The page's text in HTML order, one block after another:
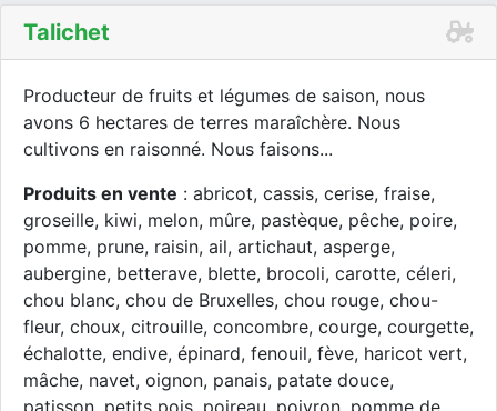
Talichet
Producteur de fruits et légumes de saison, nous
avons 6 hectares de terres maraîchère. Nous
cultivons en raisonné. Nous faisons...
Produits en vente : abricot, cassis, cerise, fraise,
groseille, kiwi, melon, mûre, pastèque, pêche, poire,
pomme, prune, raisin, ail, artichaut, asperge,
aubergine, betterave, blette, brocoli, carotte, céleri,
chou blanc, chou de Bruxelles, chou rouge, chou-
fleur, choux, citrouille, concombre, courge, courgette,
échalotte, endive, épinard, fenouil, fève, haricot vert,
mâche, navet, oignon, panais, patate douce,
patisson, petits pois, poireau, poivron, pomme de